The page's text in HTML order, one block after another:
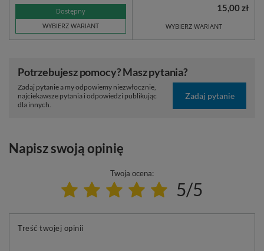
Dostępny
WYBIERZ WARIANT
WYBIERZ WARIANT
15,00 zł
Potrzebujesz pomocy? Masz pytania?
Zadaj pytanie a my odpowiemy niezwłocznie,
najciekawsze pytania i odpowiedzi publikując
dla innych.
Zadaj pytanie
Napisz swoją opinię
Twoja ocena:
5/5
Treść twojej opinii